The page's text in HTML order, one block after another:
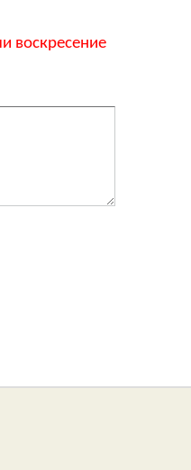
воскресение